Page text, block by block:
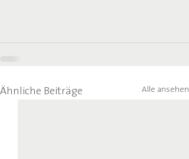
Ähnliche Beiträge Alle ansehen